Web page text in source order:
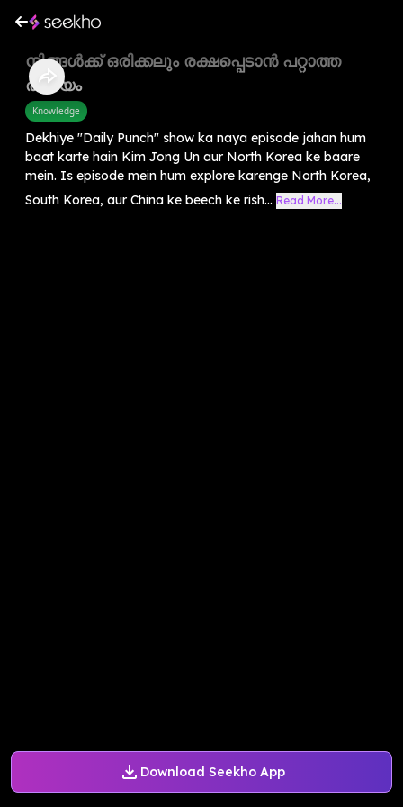
Download Seekho App
നിങ്ങൾക്ക് ഒരിക്കലും രക്ഷപ്പെടാൻ പറ്റാത്ത
രാജ്യം
Knowledge
Dekhiye "Daily Punch" show ka naya episode jahan hum
baat karte hain Kim Jong Un aur North Korea ke baare
mein. Is episode mein hum explore karenge North Korea,
South Korea, aur China ke beech ke rish... Read More...